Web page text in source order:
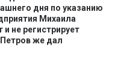
дня по указанию
Михаила
и не регистрирует
же дал